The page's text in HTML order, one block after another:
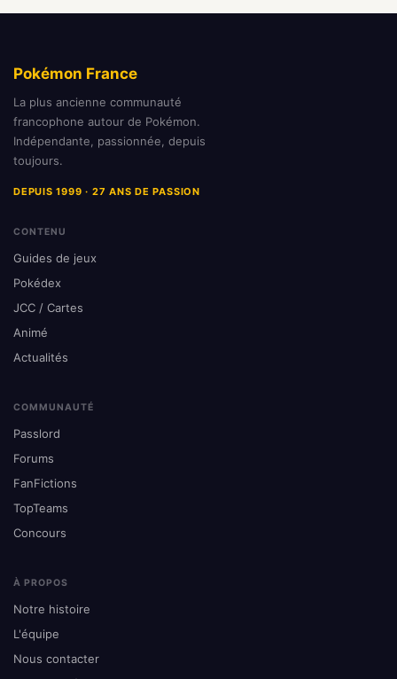
Pokémon France
La plus ancienne communauté
francophone autour de Pokémon.
Indépendante, passionnée, depuis
toujours.
DEPUIS 1999 · 27 ANS DE PASSION
CONTENU
Guides de jeux
Pokédex
JCC / Cartes
Animé
Actualités
COMMUNAUTÉ
Passlord
Forums
FanFictions
TopTeams
Concours
À PROPOS
Notre histoire
L'équipe
Nous contacter